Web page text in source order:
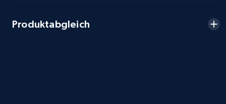
Seller reviews, Breadcrumbs, Root category, and
Produktabgleich